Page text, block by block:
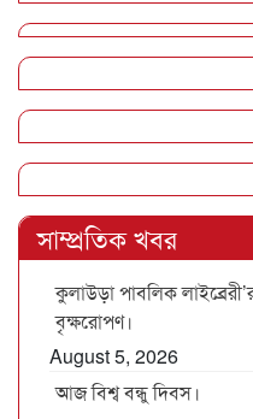
সাম্প্রতিক খবর
কুলাউড়া পাবলিক
বৃক্ষরোপণ।
August 5, 2026
আজ বিশ্ব বন্ধু দিবস।